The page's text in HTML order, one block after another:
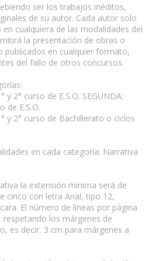
ser los trabajos inéditos,
de su autor. Cada autor solo
cualquiera de las modalidades del
la presentación de obras o
publicados en cualquier formato,
del fallo de otros concursos.
y 2° curso de E.S.O. SEGUNDA:
de E.S.O.
y 2° curso de Bachillerato o ciclos
en cada categoría: Narrativa
la extensión mínima será de
cinco con letra Arial, tipo 12,
El número de líneas por página
los márgenes de
es decir, 3 cm para márgenes a